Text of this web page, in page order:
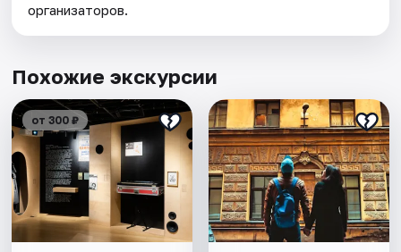
организаторов.
Похожие экскурсии
от 300 ₽